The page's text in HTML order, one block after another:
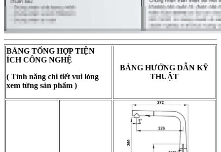
BẢNG TỔNG HỢP TIỆN
ÍCH CÔNG NGHỆ
( Tính năng chi tiết vui lòng
xem từng sản phẩm )
BẢNG HƯỚNG DẪN KỸ
THUẬT